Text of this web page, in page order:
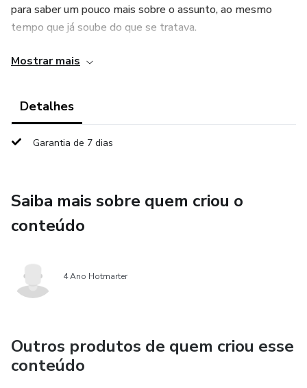
para saber um pouco mais sobre o assunto, ao mesmo
tempo que já soube do que se tratava.
E se você está aqui, já sabe que construir uma boa headline
Mostrar mais
Detalhes
Garantia de 7 dias
Saiba mais sobre quem criou o
conteúdo
4 Ano Hotmarter
Outros produtos de quem criou esse
conteúdo